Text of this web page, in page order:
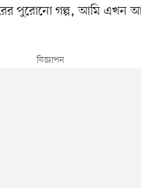
পুরোনো গল্প, আমি এখন